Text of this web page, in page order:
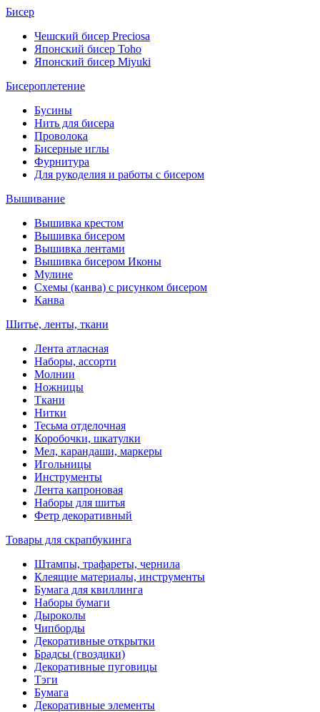
Бисер
Чешский бисер Preciosa
Японский бисер Toho
Японский бисер Miyuki
Бисероплетение
Бусины
Нить для бисера
Проволока
Бисерные иглы
Фурнитура
Для рукоделия и работы с бисером
Вышивание
Вышивка крестом
Вышивка бисером
Вышивка лентами
Вышивка бисером Иконы
Мулине
Схемы (канва) с рисунком бисером
Канва
Шитье, ленты, ткани
Лента атласная
Наборы, ассорти
Молнии
Ножницы
Ткани
Нитки
Тесьма отделочная
Коробочки, шкатулки
Мел, карандаши, маркеры
Игольницы
Инструменты
Лента капроновая
Наборы для шитья
Фетр декоративный
Товары для скрапбукинга
Штампы, трафареты, чернила
Клеящие материалы, инструменты
Бумага для квиллинга
Наборы бумаги
Дыроколы
Чипборды
Декоративные открытки
Брадсы (гвоздики)
Декоративные пуговицы
Тэги
Бумага
Декоративные элементы